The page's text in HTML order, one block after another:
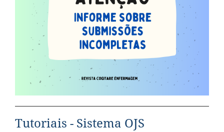
Tutoriais - Sistema OJS